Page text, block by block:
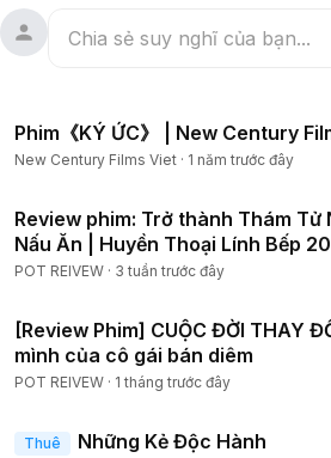
cái kết hạnh phúc .!
#reviewphim
#reviewphimhay
Phim《KÝ ỨC》 | New Century
New Century Films Viet · 1 năm trước đây
Review phim: Trở thành Thám Tử
Nấu Ăn | Huyền Thoại Lính Bếp
POT REIVEW · 3 tuần trước đây
[Review Phim] CUỘC ĐỜI THAY
mình của cô gái bán diêm
POT REIVEW · 1 tháng trước đây
Thuê Những Kẻ Độc Hành